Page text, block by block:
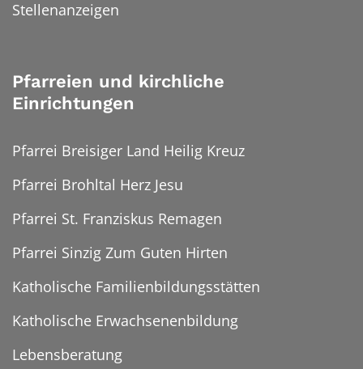
Stellenanzeigen
Pfarreien und kirchliche
Einrichtungen
Pfarrei Breisiger Land Heilig Kreuz
Pfarrei Brohltal Herz Jesu
Pfarrei St. Franziskus Remagen
Pfarrei Sinzig Zum Guten Hirten
Katholische Familienbildungsstätten
Katholische Erwachsenenbildung
Lebensberatung